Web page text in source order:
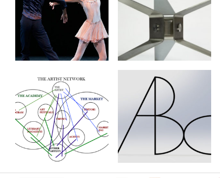
No Comments No Comments
Art Network
byOLIVIERonMar 1, 2017
No Comments
Art Business Concept
values
OLIVIER Mar 1, 2017
No Comments